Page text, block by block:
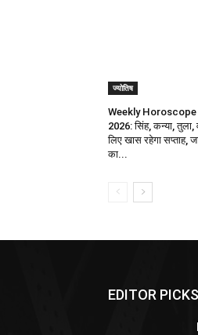
ज्योतिष
Weekly
2026: सिंह, कन्या,
लिए खास रहेगा सप्ताह,
का...
EDITOR PICKS